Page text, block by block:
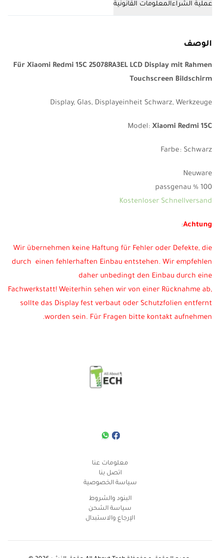
عملية الشراءالمعلومات القانونية
الوصف
Für Xiaomi Redmi 15C 25078RA3EL LCD Display mit Rahmen
Touchscreen Bildschirm
Display, Glas, Displayeinheit Schwarz, Werkzeuge
Model: Xiaomi Redmi 15C
Farbe: Schwarz
Neuware
100 % passgenau
Kostenloser Schnellversand
Achtung
:
Wir übernehmen keine Haftung für Fehler oder Defekte, die
durch einen fehlerhaften Einbau entstehen. Wir empfehlen
daher unbedingt den Einbau durch eine
Fachwerkstatt! Weiterhin sehen wir von einer Rücknahme ab,
sollte das Display fest verbaut oder Schutzfolien entfernt
worden sein. Für Fragen bitte kontakt aufnehmen.
معلومات عنا
اتصل بنا
سياسة الخصوصية
البنود والشروط
سياسة الشحن
الإرجاع والاستبدال